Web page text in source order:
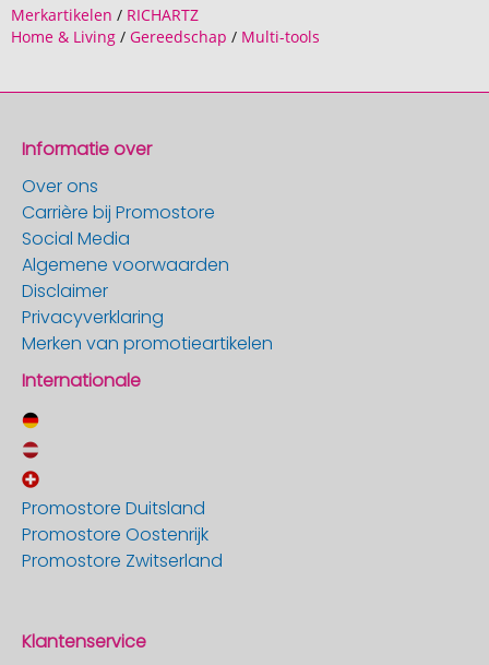
Merkartikelen / RICHARTZ
Home & Living / Gereedschap / Multi-tools
Informatie over
Over ons
Carrière bij Promostore
Social Media
Algemene voorwaarden
Disclaimer
Privacyverklaring
Merken van promotieartikelen
Internationale
Promostore Duitsland
Promostore Oostenrijk
Promostore Zwitserland
Klantenservice